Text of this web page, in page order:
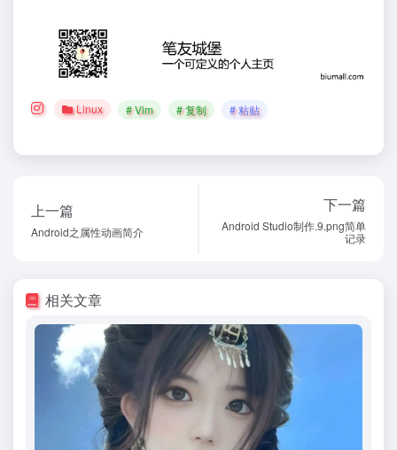
Linux # Vim # 复制 # 粘贴
上一篇
Android之属性动画简介
下一篇
Android Studio制作.9.png简单
记录
相关文章